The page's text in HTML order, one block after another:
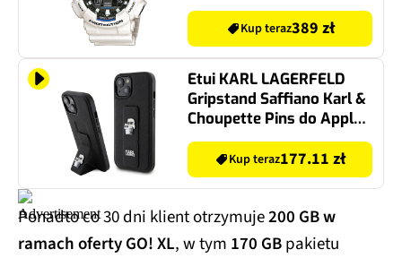
Kup teraz389 zł
Etui KARL LAGERFELD
Gripstand Saffiano Karl &
Choupette Pins do Apple
iPhone 13/14/15 Czarny
Kup teraz177.11 zł
Ponadto co 30 dni klient otrzymuje200 GB w
ramach oferty GO! XL, w tym 170 GBpakietu